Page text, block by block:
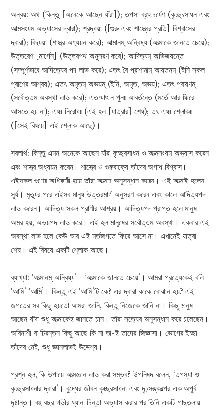
অন্বয়: অথ (কিন্তু [অনেকে আছেন যাঁরা]); তপসা ব্রহ্মচর্যেণ (কৃচ্ছ্রসাধন এবং
আত্মসংযম অভ্যাসের দ্বারা); শ্রদ্ধয়া ([গুরু এবং শাস্ত্রের প্রতি] বিশ্বাসের
দ্বারা); বিদ্যয়া (শাস্ত্র অধ্যয়ন করে); আত্মানম্ অন্বিষ্য (আত্মাকে জানতে চেয়ে);
উত্তরেণ [মার্গেন] (উত্তরপথ অনুসরণ করে); আদিত্যম্ অভিজয়ন্তে
(সম্পূর্ণভাবে আদিত্যের পদ লাভ করে); এতৎ বৈ প্রাণানাম্ আয়তনম্‌ (ইনি সকল
প্রাণের আশ্রয়); এতৎ অমৃতম্ অভয়ম্ (ইনি, অমৃত, অভয়); এতৎ পরায়ণম্
(সর্বোত্তম অবস্থা লাভ করে); এতস্মাৎ ন পুনঃ আবর্তন্তে (মর্তে আর ফিরে
আসতে হয় না); এষঃ নিরোধঃ (এই হল [যাত্রার] শেষ); তৎ এষঃ শ্লোকঃ
([সেই বিষয়ে] এই শ্লোক আছে)।
সরলার্থ: কিন্তু এমন অনেকে আছেন যাঁরা কৃচ্ছ্রসাধন ও আত্মসংযম অভ্যাস করেন
এবং শাস্ত্র অধ্যয়ন করেন। শাস্ত্রে ও গুরুবাক্যে তাঁদের অগাধ বিশ্বাস।
এইসকল গুণের অধিকারী হয়ে তাঁরা আত্মার অনুসন্ধান করেন। এই আত্মাই হলেন
সূর্য। মৃত্যুর পরে এইসব মানুষ উত্তরমার্গ অনুসরণ করেন এবং কালে আদিত্যপদ
লাভ করেন। আদিত্য সকল প্রাণীর আশ্রয়। আদিত্যপদ প্রাপ্ত হলে মানুষ
অমর হয়, অভয়পদ লাভ করে। এই হল মানুষের সর্বোত্তম অবস্থা। একবার এই
অবস্থা লাভ হলে কেউ আর এই মর্তজগতে ফিরে আসে না। এখানেই যাত্রা
শেষ। এই বিষয়ে একটি শ্লোক আছে।
ব্যাখ্যা: ‘আত্মানম্ অন্বিষ্য’—‘আত্মাকে জানতে চেয়ে’। আমরা প্রত্যেকেই বলি
‘আমি’ ‘আমি’। কিন্তু এই ‘আমি’টি কে? এর দ্বারা কাকে বোঝান হয়? এই
জগতের সব কিছু হয়তো আমরা জানি, কিন্তু নিজেকে জানি না। কিছু মানুষ
আছেন যাঁরা শুধু আত্মাকেই জানতে চান। তাঁরা সত্যের অনুসন্ধান করে চলেছেন।
অবিনাশী বা চিরন্তন কিছু আছে কি না তা-ই তাদের জিজ্ঞাসা। ভোগের ইচ্ছা
তাঁদের নেই, শুধু জ্ঞানলাভই উদ্দেশ্য।
প্রশ্ন হল, কি উপায়ে আত্মজ্ঞান লাভ করা সম্ভব? উপনিষদ বলেন, ‘তপস্যা ও
কৃচ্ছ্রসাধনার দ্বারা’। বুদ্ধের জীবন কৃচ্ছ্রসাধনা এবং দৃঢ়সঙ্কল্পের এক অপূর্ব
দৃষ্টান্ত। বহু বছর গভীর ধ্যান-চিন্তা অভ্যাস করার পর তিনি একটি গাছতলায়